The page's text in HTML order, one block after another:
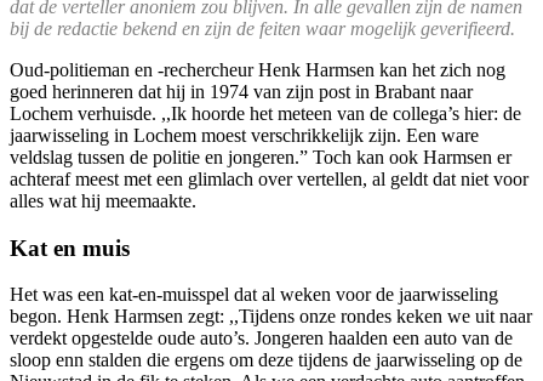
dat de verteller anoniem zou blijven. In alle gevallen zijn de namen
bij de redactie bekend en zijn de feiten waar mogelijk geverifieerd.
Oud-politieman en -rechercheur Henk Harmsen kan het zich nog
goed herinneren dat hij in 1974 van zijn post in Brabant naar
Lochem verhuisde. ,,Ik hoorde het meteen van de collega’s hier: de
jaarwisseling in Lochem moest verschrikkelijk zijn. Een ware
veldslag tussen de politie en jongeren.” Toch kan ook Harmsen er
achteraf meest met een glimlach over vertellen, al geldt dat niet voor
alles wat hij meemaakte.
Kat en muis
Het was een kat-en-muisspel dat al weken voor de jaarwisseling
begon. Henk Harmsen zegt: ,,Tijdens onze rondes keken we uit naar
verdekt opgestelde oude auto’s. Jongeren haalden een auto van de
sloop enn stalden die ergens om deze tijdens de jaarwisseling op de